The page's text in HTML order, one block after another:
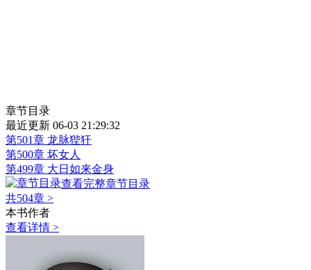
章节目录
最近更新 06-03 21:29:32
第501章 龙脉狴犴
第500章 坏女人
第499章 大日如来金身
查看完整章节目录
共504章 >
本书作者
查看详情 >